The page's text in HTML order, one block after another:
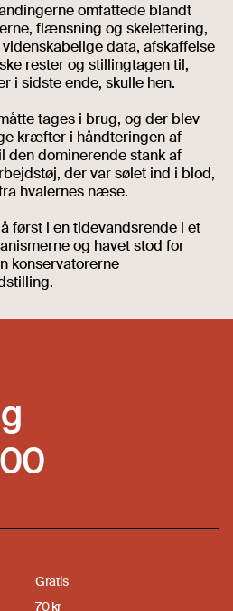
omfattede blandt
flænsning og skelettering,
data, afskaffelse
rester og stillingtagen til,
i sidste ende, skulle hen.
tages i brug, og der blev
kræfter i håndteringen af
den dominerende stank af
der var sølet ind i blod,
hvalernes næse.
først i en tidevandsrende i et
og havet stod for
konservatorerne
Gratis
70 kr